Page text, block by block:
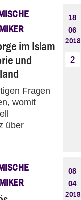
im Islam
und
Fragen
womit
über
18
06
2018
2
08
04
2018